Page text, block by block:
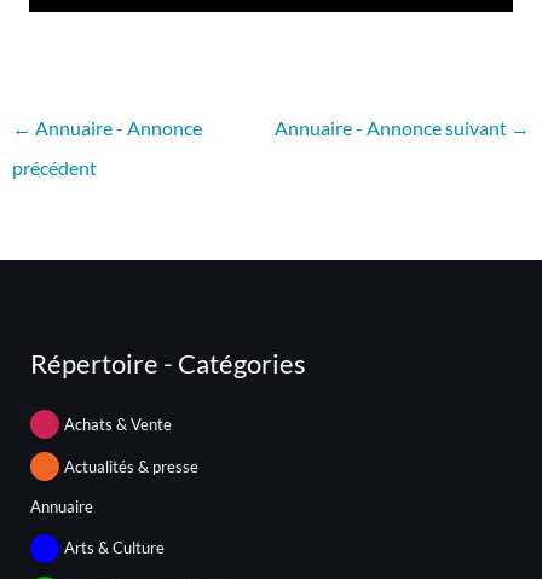
← Annuaire - Annonce
précédent
Annuaire - Annonce suivant →
Répertoire - Catégories
Achats & Vente
Actualités & presse
Annuaire
Arts & Culture